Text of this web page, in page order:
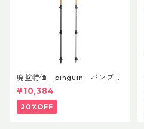
廃盤特価 pinguin バンブー
FLフォーム(ペア)
¥10,384
20%OFF